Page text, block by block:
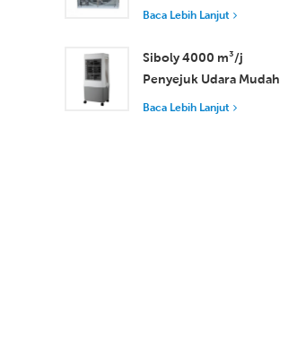
dengan Aliran Udara
Pengudaraan Unggul
Baca Lebih Lanjut
Siboly 4000 m³/j
Penyejuk Udara Mudah
Alih Industri 50L
Baca Lebih Lanjut